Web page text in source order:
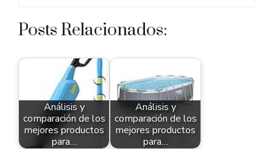
Posts Relacionados:
Análisis y
comparación de los
mejores productos
para…
Análisis y
comparación de los
mejores productos
para…